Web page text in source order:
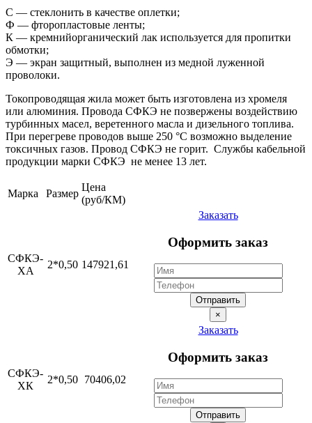
С — стеклонить в качестве оплетки;
Ф — фторопластовые ленты;
К — кремнийорганический лак используется для пропитки
обмотки;
Э — экран защитный, выполнен из медной луженной
проволоки.
Токопроводящая жила может быть изготовлена из хромеля
или алюминия. Провода СФКЭ не позвержены воздействию
турбинных масел, веретенного масла и дизельного топлива.
При перегреве проводов выше 250 °С возможно выделение
токсичных газов. Провод СФКЭ не горит. Службы кабельной
продукции марки СФКЭ не менее 13 лет.
Марка Размер
Цена
(руб/КМ)
СФКЭ-
ХА
2*0,50 147921,61
Заказать
Оформить заказ
Отправить
×
СФКЭ-
ХК
2*0,50 70406,02
Заказать
Оформить заказ
Отправить